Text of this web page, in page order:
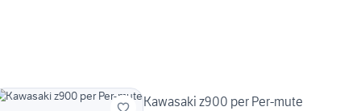
Kawasaki z900 per Per-mute